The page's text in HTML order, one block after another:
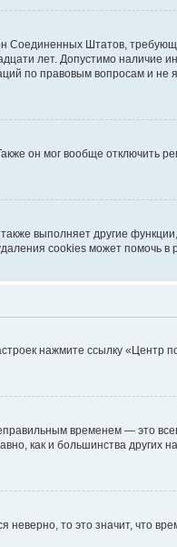
Соединенных Штатов,
лет. Допустимо наличие
по правовым вопросам и не
он мог вообще отключить
выполняет другие
cookies может помочь
нажмите ссылку «Центр
временем — это
как и большинства других
неверно, то это значит, что